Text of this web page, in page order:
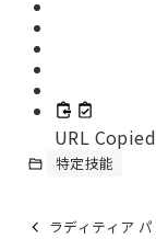
URL
特定技能
ラディティア